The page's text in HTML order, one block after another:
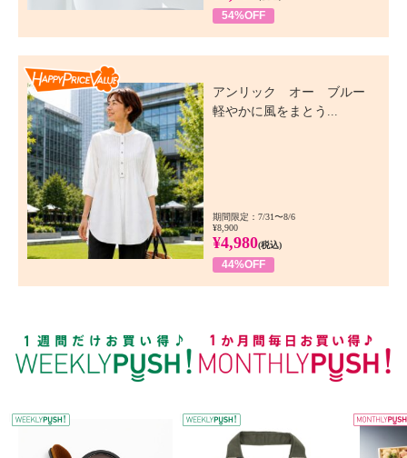
54%OFF
アンリック オー ブルー
軽やかに風をまとう...
期間限定：7/31〜8/6
¥8,900
¥4,980(税込)
44%OFF
WEEKLY PUSH